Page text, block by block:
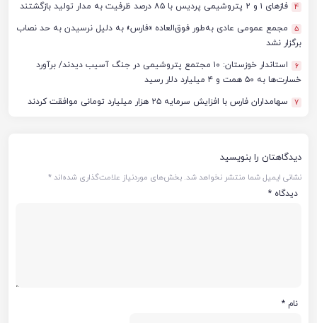
4 فازهای ۱ و ۲ پتروشیمی پردیس با ۸۵ درصد ظرفیت به مدار تولید بازگشتند
5
مجمع عمومی عادی به‌طور فوق‌العاده «فارس» به دلیل نرسیدن به حد نصاب
برگزار نشد
6
استاندار خوزستان: ۱۰ مجتمع پتروشیمی در جنگ آسیب دیدند/ برآورد
خسارت‌ها به ۵۰ همت و ۴ میلیارد دلار رسید
7 سهامداران فارس با افزایش سرمایه ۲۵ هزار میلیارد تومانی موافقت کردند
دیدگاهتان را بنویسید
نشانی ایمیل شما منتشر نخواهد شد. بخش‌های موردنیاز علامت‌گذاری شده‌اند*
دیدگاه *
نام *